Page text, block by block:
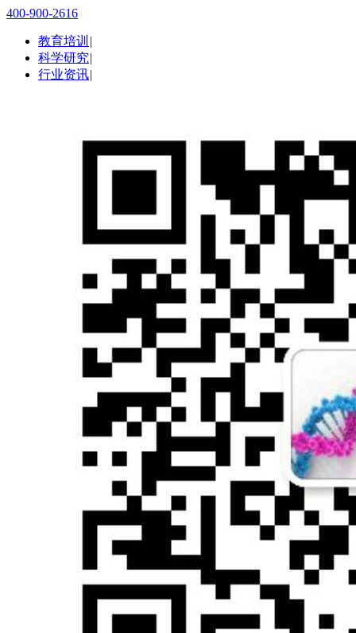
400-900-2616
教育培训 |
科学研究|
行业资讯|